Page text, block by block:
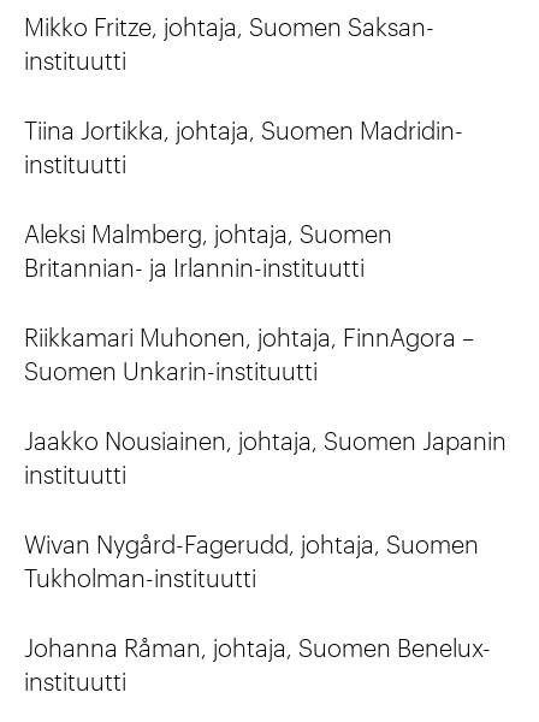
Mikko Fritze, johtaja, Suomen Saksan-
instituutti
Tiina Jortikka, johtaja, Suomen Madridin-
instituutti
Aleksi Malmberg, johtaja, Suomen
Britannian- ja Irlannin-instituutti
Riikkamari Muhonen, johtaja, FinnAgora –
Suomen Unkarin-instituutti
Jaakko Nousiainen, johtaja, Suomen Japanin
instituutti
Wivan Nygård-Fagerudd, johtaja, Suomen
Tukholman-instituutti
Johanna Råman, johtaja, Suomen Benelux-
instituutti